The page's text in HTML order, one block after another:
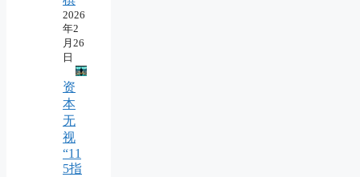
2026
年2
月26
日
资
本
无
视
“11
5指